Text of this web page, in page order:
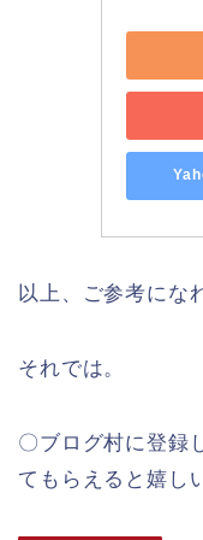
以上、ご参考にな
それでは。
〇ブログ村に登録
てもらえると嬉し